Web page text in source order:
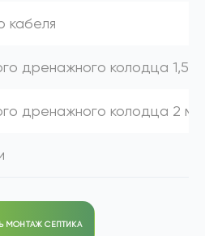
кабеля
дренажного колодца 1,5 м
дренажного колодца 2 м
МОНТАЖ СЕПТИКА